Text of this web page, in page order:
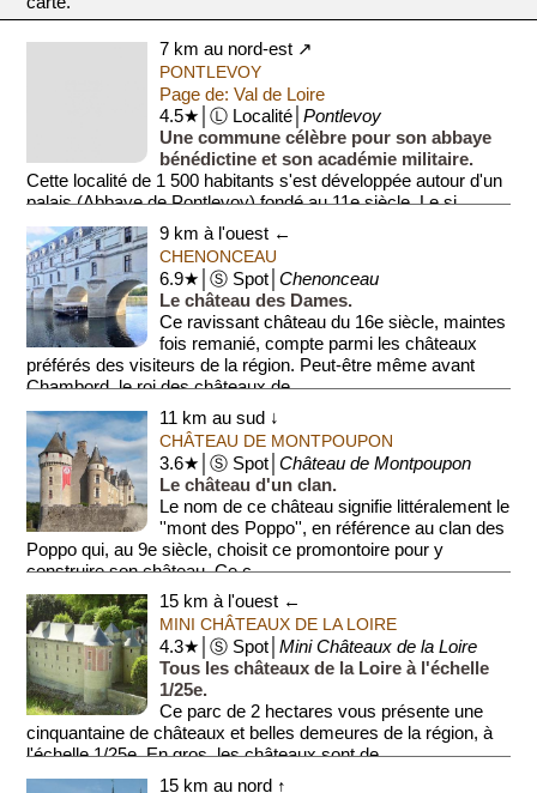
7 km au nord-est ↗
PONTLEVOY
Page de: Val de Loire
4.5★│Ⓛ Localité│Pontlevoy
Une commune célèbre pour son abbaye
bénédictine et son académie militaire.
Cette localité de 1 500 habitants s'est développée autour d'un
palais (Abbaye de Pontlevoy) fondé au 11e siècle. Le si...
9 km à l'ouest ←
CHENONCEAU
6.9★│Ⓢ Spot│Chenonceau
Le château des Dames.
Ce ravissant château du 16e siècle, maintes
fois remanié, compte parmi les châteaux
préférés des visiteurs de la région. Peut-être même avant
Chambord, le roi des châteaux de ...
11 km au sud ↓
CHÂTEAU DE MONTPOUPON
3.6★│Ⓢ Spot│Château de Montpoupon
Le château d'un clan.
Le nom de ce château signifie littéralement le
''mont des Poppo'', en référence au clan des
Poppo qui, au 9e siècle, choisit ce promontoire pour y
construire son château. Ce c...
15 km à l'ouest ←
MINI CHÂTEAUX DE LA LOIRE
4.3★│Ⓢ Spot│Mini Châteaux de la Loire
Tous les châteaux de la Loire à l'échelle
1/25e.
Ce parc de 2 hectares vous présente une
cinquantaine de châteaux et belles demeures de la région, à
l'échelle 1/25e. En gros, les châteaux sont de...
15 km au nord ↑